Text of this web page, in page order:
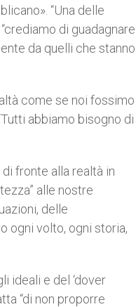
“Una delle
di guadagnare
da quelli che stanno
come se noi fossimo
abbiamo bisogno di
fronte alla realtà in
alle nostre
delle
ogni volto, ogni storia,
ideali e del ‘dover
“di non proporre